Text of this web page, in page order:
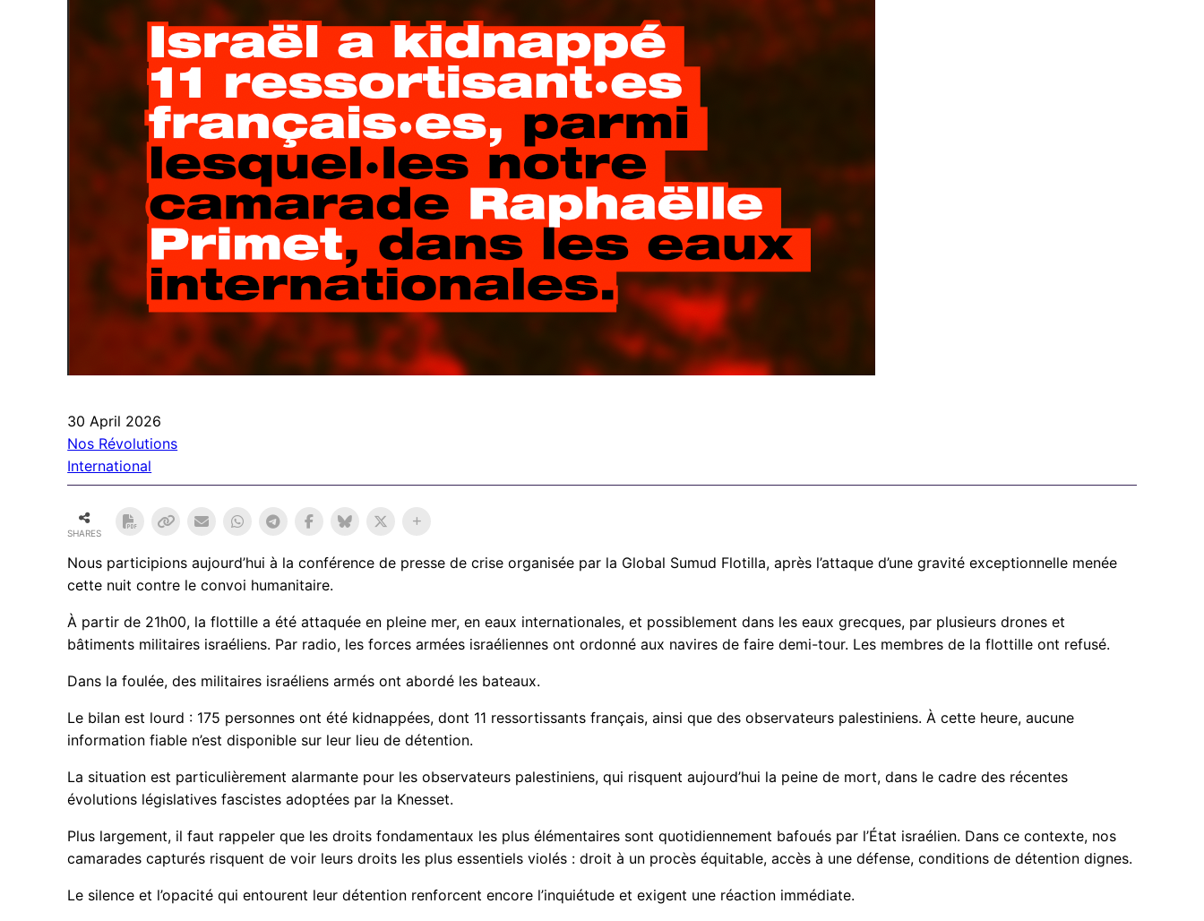
30 April 2026
Nos Révolutions
International
SHARES
Nous participions aujourd’hui à la conférence de presse de crise organisée par la Global Sumud Flotilla, après l’attaque d’une gravité exceptionnelle menée
cette nuit contre le convoi humanitaire.
À partir de 21h00, la flottille a été attaquée en pleine mer, en eaux internationales, et possiblement dans les eaux grecques, par plusieurs drones et
bâtiments militaires israéliens. Par radio, les forces armées israéliennes ont ordonné aux navires de faire demi-tour. Les membres de la flottille ont refusé.
Dans la foulée, des militaires israéliens armés ont abordé les bateaux.
Le bilan est lourd : 175 personnes ont été kidnappées, dont 11 ressortissants français, ainsi que des observateurs palestiniens. À cette heure, aucune
information fiable n’est disponible sur leur lieu de détention.
La situation est particulièrement alarmante pour les observateurs palestiniens, qui risquent aujourd’hui la peine de mort, dans le cadre des récentes
évolutions législatives fascistes adoptées par la Knesset.
Plus largement, il faut rappeler que les droits fondamentaux les plus élémentaires sont quotidiennement bafoués par l’État israélien. Dans ce contexte, nos
camarades capturés risquent de voir leurs droits les plus essentiels violés : droit à un procès équitable, accès à une défense, conditions de détention dignes.
Le silence et l’opacité qui entourent leur détention renforcent encore l’inquiétude et exigent une réaction immédiate.